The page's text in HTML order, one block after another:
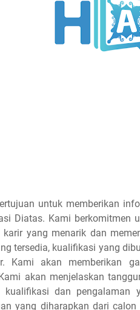
untuk memberikan
Diatas. Kami berkomitmen
karir yang menarik dan
tersedia, kualifikasi yang
Kami akan memberikan
akan menjelaskan
kualifikasi dan
yang diharapkan dari